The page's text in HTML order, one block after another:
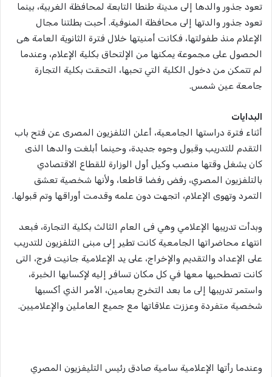
تعود جذور والدها إلى مدينة طنطا التابعة لمحافظة الغربية، بينما
تعود جذور والدتها إلى محافظة المنوفية. أحبت بطلتنا مجال
الإعلام منذ طفولتها، فكانت أمنيتها خلال فترة الثانوية العامة هى
الحصول على مجموعة يمكنها من الإلتحاق بكلية الإعلام، وعندما
لم تتمكن من دخول الكلية التي تحبها، التحقت بكلية التجارة
جامعة عين شمس.
البدايات
أثناء فترة دراستها الجامعية، أعلن التلفزيون المصرى عن فتح باب
التقدم للتدريب وقبول وجوه جديدة، وحينما أبلغت والدها الذى
كان يشغل وقتها منصب وكيل أول الوزارة للقطاع الاقتصادي
بالتلفزيون المصري، رفض رفضا قاطعا، وﻷنها شخصية تعشق
التمرد وتهوى الإعلام، اتجهت دون علمه وقدمت أوراقها وتم قبولها.
وبدأت تدريبها الإعلامي وهي فى العام الثالث بكلية التجارة، فبعد
انتهاء محاضراتها الجامعية كانت تطير إلى مبنى التلفزيون للتدريب
على الإعداد والتقديم والإخراج، على يد الإعلامية جانيت فرج، التى
كانت تصطحبها معها في كل مكان تسافر إليه لإكسابها الخبرة،
واستمر تدريبها إلى ما بعد التخرج بعامين، الأمر الذي أكسبها
شخصية متفردة وعززت علاقاتها مع جميع العاملين والإعلاميين.
وعندما رأتها الإعلامية سامية صادق رئيس التليفزيون المصري